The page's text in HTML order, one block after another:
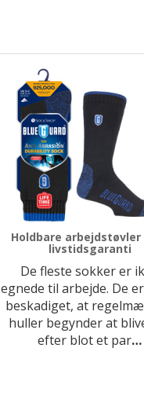
Holdbare arbejdstøvler
livstidsgaranti
De fleste sokker er
egnede til arbejde. De
beskadiget, at
huller begynder at
efter blot et par…